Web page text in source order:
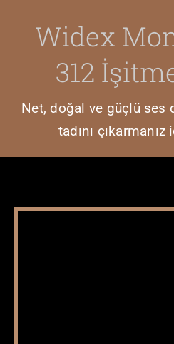
Widex
312
Net, doğal ve güçlü ses
tadını